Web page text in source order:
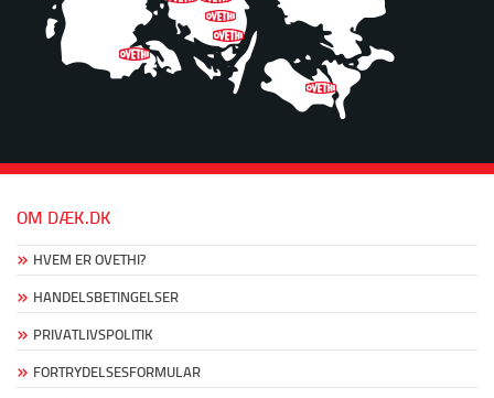
OM DÆK.DK
HVEM ER OVETHI?
HANDELSBETINGELSER
PRIVATLIVSPOLITIK
FORTRYDELSESFORMULAR